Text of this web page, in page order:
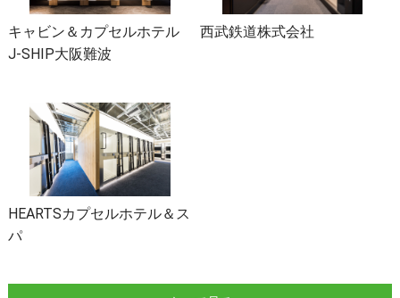
キャビン＆カプセルホテル
J-SHIP大阪難波
西武鉄道株式会社
HEARTSカプセルホテル＆ス
パ